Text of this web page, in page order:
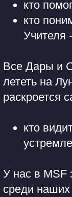
кто
кто
Учителя
Все Дары и
лететь на
раскроется
кто
У нас в MSF
среди